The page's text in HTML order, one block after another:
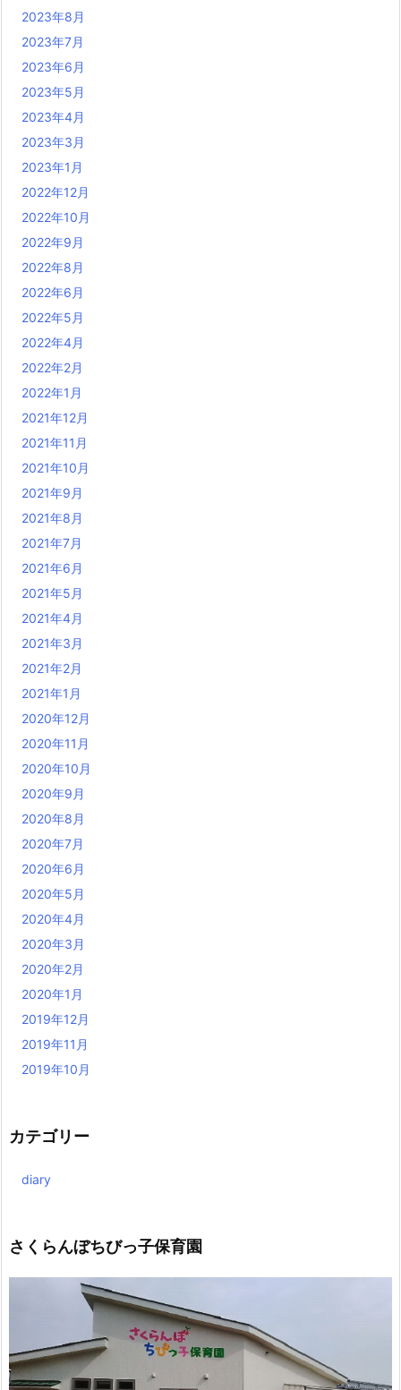
2023年8月
2023年7月
2023年6月
2023年5月
2023年4月
2023年3月
2023年1月
2022年12月
2022年10月
2022年9月
2022年8月
2022年6月
2022年5月
2022年4月
2022年2月
2022年1月
2021年12月
2021年11月
2021年10月
2021年9月
2021年8月
2021年7月
2021年6月
2021年5月
2021年4月
2021年3月
2021年2月
2021年1月
2020年12月
2020年11月
2020年10月
2020年9月
2020年8月
2020年7月
2020年6月
2020年5月
2020年4月
2020年3月
2020年2月
2020年1月
2019年12月
2019年11月
2019年10月
カテゴリー
diary
さくらんぼちびっ子保育園